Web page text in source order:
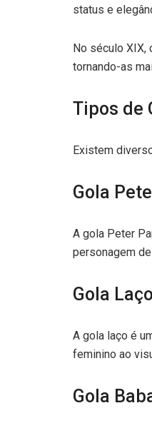
status e
No século XIX,
tornando-as
Tipos de
Existem
Gola
A gola Peter
personagem
Gola Laço
A gola laço é
feminino ao
Gola